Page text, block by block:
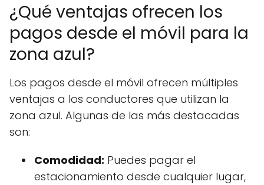
¿Qué ventajas ofrecen los
pagos desde el móvil para la
zona azul?
Los pagos desde el móvil ofrecen múltiples
ventajas a los conductores que utilizan la
zona azul. Algunas de las más destacadas
son:
Comodidad: Puedes pagar el
estacionamiento desde cualquier lugar,